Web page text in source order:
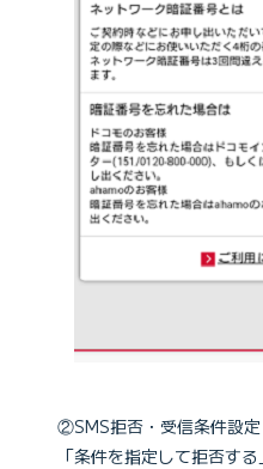
②SMS拒否・受信条件設定
「条件を指定して拒否する